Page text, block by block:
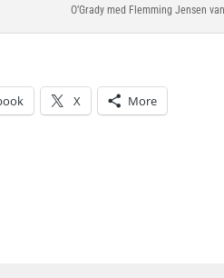
O’Grady med Flemming Jensen
X More